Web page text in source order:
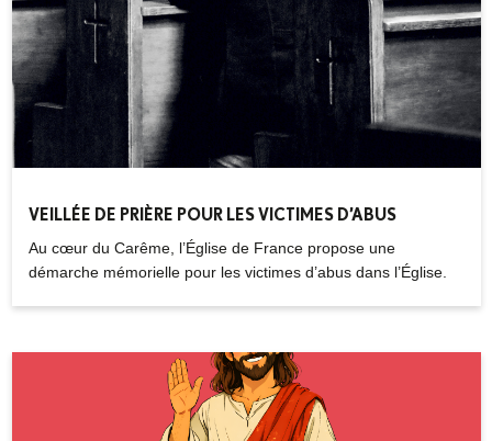
VEILLÉE DE PRIÈRE POUR LES VICTIMES D’ABUS
Au cœur du Carême, l’Église de France propose une
démarche mémorielle pour les victimes d’abus dans l’Église.